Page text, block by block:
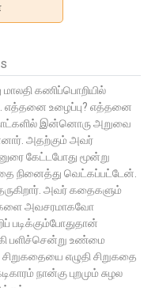
மாலதி கணிப்பொறியில்
எத்தனை உழைப்பு? எத்தனை
இன்னொரு அறுவை
அதற்கும் அவர்
கேட்டபோது மூன்று
நினைத்து வெட்கப்பட்டேன்.
அவர் கதைகளும்
அவசரமாகவோ
படிக்கும்போதுதான்
பளிச்சென்று உண்மை
சிறுகதையை எழுதி சிறுகதை
நான்கு புறமும் சுழல